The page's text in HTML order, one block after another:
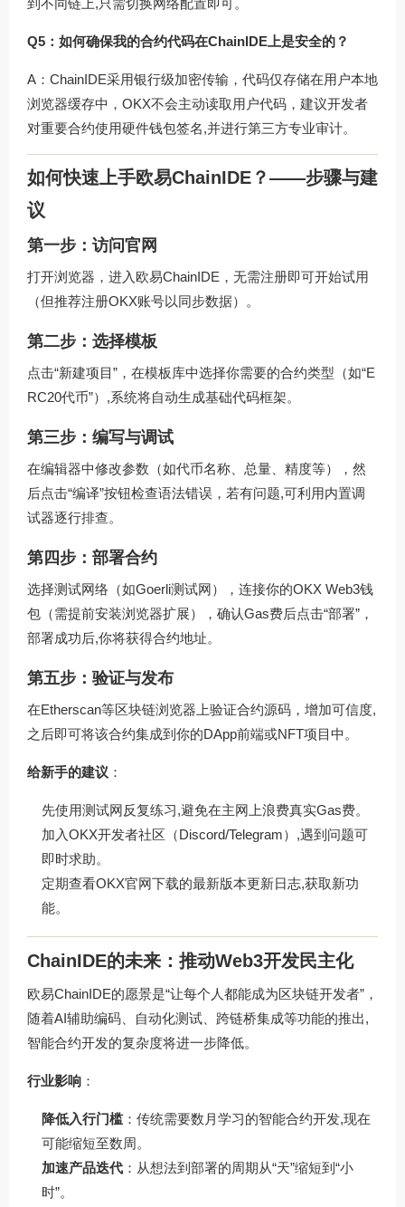
Q5：如何确保我的合约代码在ChainIDE上是安全的？
A：ChainIDE采用银行级加密传输，代码仅存储在用户本地
浏览器缓存中，OKX不会主动读取用户代码，建议开发者
对重要合约使用硬件钱包签名,并进行第三方专业审计。
如何快速上手欧易ChainIDE？——步骤与建
议
第一步：访问官网
打开浏览器，进入 欧易ChainIDE ，无需注册即可开始试用
（但推荐注册OKX账号以同步数据）。
第二步：选择模板
点击“新建项目”，在模板库中选择你需要的合约类型（如“E
RC20代币”）,系统将自动生成基础代码框架。
第三步：编写与调试
在编辑器中修改参数（如代币名称、总量、精度等），然
后点击“编译”按钮检查语法错误，若有问题,可利用内置调
试器逐行排查。
第四步：部署合约
选择测试网络（如Goerli测试网），连接你的OKX Web3钱
包（需提前安装浏览器扩展），确认Gas费后点击“部署”，
部署成功后,你将获得合约地址。
第五步：验证与发布
在Etherscan等区块链浏览器上验证合约源码，增加可信度,
之后即可将该合约集成到你的DApp前端或NFT项目中。
给新手的建议 ：
先使用测试网反复练习,避免在主网上浪费真实Gas费。
加入OKX开发者社区（Discord/Telegram）,遇到问题可
即时求助。
定期查看OKX官网下载的最新版本更新日志,获取新功
能。
ChainIDE的未来：推动Web3开发民主化
欧易ChainIDE的愿景是“让每个人都能成为区块链开发者”，
随着AI辅助编码、自动化测试、跨链桥集成等功能的推出,
智能合约开发的复杂度将进一步降低。
行业影响 ：
降低入行门槛：传统需要数月学习的智能合约开发,现在
可能缩短至数周。
加速产品迭代 ：从想法到部署的周期从“天”缩短到“小
时”。